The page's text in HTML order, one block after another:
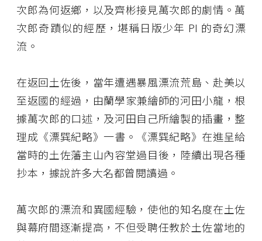
次郎為何返鄉，以及齊彬接見萬次郎的劇情。萬
次郎奇蹟似的經歷，堪稱日版少年 PI 的奇幻漂
流。
在返回土佐後，當年遭遇暴風漂流荒島、赴美以
至返國的經過，由蘭學家兼繪師的河田小龍，根
據萬次郎的口述，及河田自己所繪製的插畫，整
理成《漂巽紀略》一書。《漂巽紀略》在進呈給
當時的土佐藩主山內容堂過目後，陸續出現各種
抄本，據說許多大名都曾閱讀過。
萬次郎的漂流和異國經驗，使他的知名度在土佐
與幕府間逐漸提高，不但受聘任教於土佐當地的